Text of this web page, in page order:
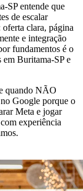
SP entende que
de escalar
clara, página
e integração
fundamentos é o
em Buritama-SP e
quando NÃO
Google porque o
Meta e jogar
experiência